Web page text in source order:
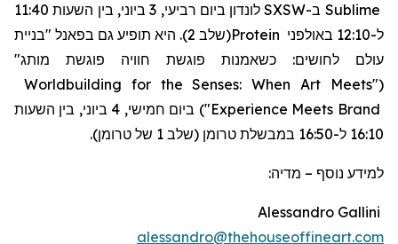
Sublime ב-SXSW
לונדון ביום רביעי, 3 ביוני, בין השעות 11:40
ל-12:10 באולפני
Protein(שלב 2). היא תופיע גם בפאנל
"בניית
עולם לחושים: כשאמנות פוגשת חוויה פוגשת מותג"
(
"
Worldbuilding for the Senses: When Art Meets
Experience Meets Brand
"
)
ביום חמישי, 4 ביוני, בין השעות
16:10 ל-16:50 במבשלת טרומן (שלב 1 של טרומן).
למידע נוסף – מדיה:
Alessandro Gallini
alessandro@thehouseoffineart.com